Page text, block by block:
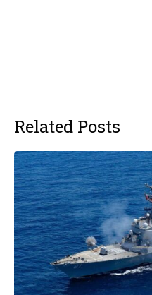
Related Posts